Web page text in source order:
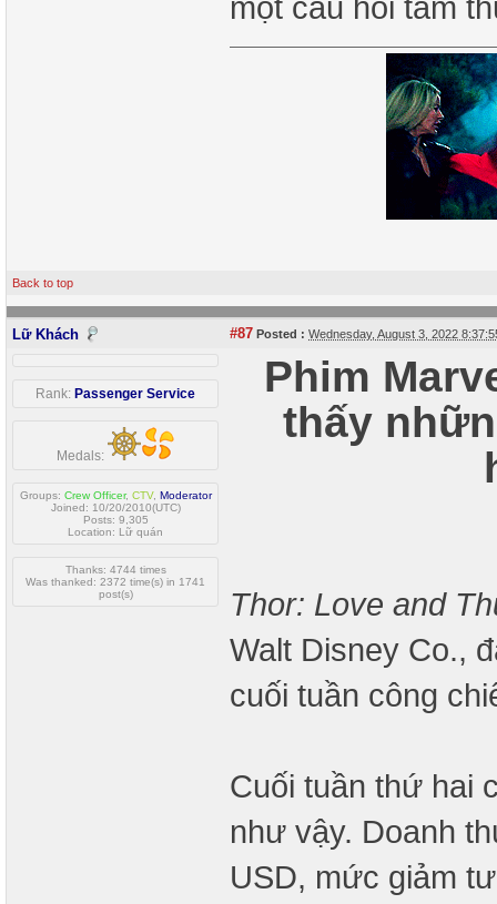
Back to top
Lữ Khách #87 Posted : Wednesday, August 3, 2022
Rank: Passenger Service
Medals:
Groups: Crew Officer, CTV, Moderator
Joined: 10/20/2010(UTC)
Posts: 9,305
Location: Lữ quán
Thanks: 4744 times
Was thanked: 2372 time(s) in 1741
post(s)
Phim
thấy
Thor: Love and
Walt Disney Co.,
cuối tuần công
Cuối tuần thứ hai
như vậy. Doanh
USD, mức giảm